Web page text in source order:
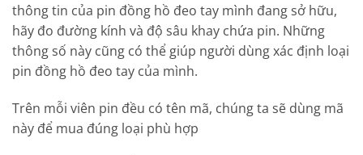
thông tin của pin đồng hồ đeo tay mình đang sở hữu,
hãy đo đường kính và độ sâu khay chứa pin. Những
thông số này cũng có thể giúp người dùng xác định loại
pin đồng hồ đeo tay của mình.
Trên mỗi viên pin đều có tên mã, chúng ta sẽ dùng mã
này để mua đúng loại phù hợp